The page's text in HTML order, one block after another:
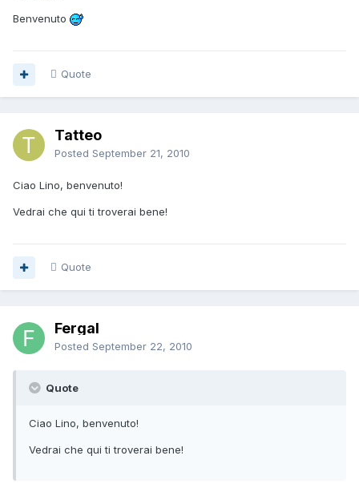
Benvenuto
Quote
Tatteo
Posted September 21, 2010
Ciao Lino, benvenuto!
Vedrai che qui ti troverai bene!
Quote
Fergal
Posted September 22, 2010
Quote
Ciao Lino, benvenuto!
Vedrai che qui ti troverai bene!